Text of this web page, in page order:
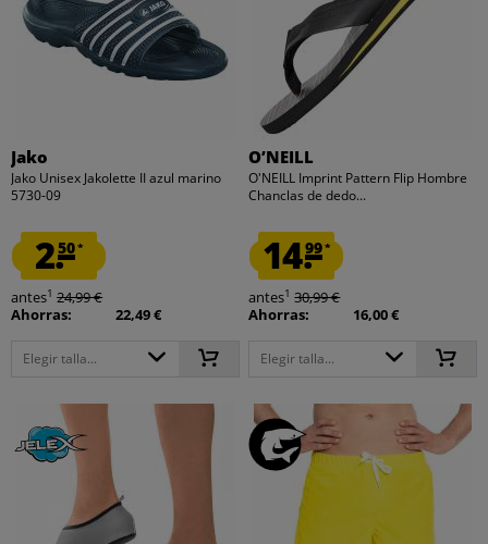
Jako
Jako Unisex Jakolette II azul marino
5730-09
2.50*
antes1 24,99 €
Ahorras:
22,49 €
Elegir talla...
O’NEILL
O'NEILL Imprint Pattern Flip Hombre
Chanclas de dedo...
14.99*
antes1 30,99 €
Ahorras:
16,00 €
Elegir talla...